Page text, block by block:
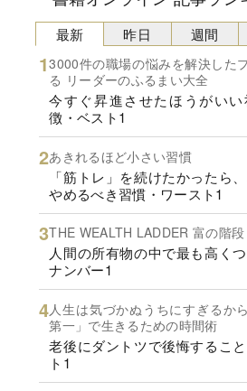
最新
3000件の職場の悩みを解決した
る リーダーのふるまい大全
今すぐ昇進させたほうがい
徴・ベスト1
あきれるほど小さい習慣
「筋トレ」を続けたかったら
やめるべき習慣・ワースト1
THE WEALTH LADDER 富の階段
人間の所有物の中で最も高く
ナンバー1
人生は気づかぬうちにすぎるか
第一」で生きるための時間術
老後にダントツで後悔するこ
ト1
昨日 週間